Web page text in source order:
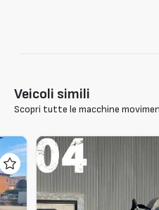
Veicoli simili
Scopri tutte le macchine